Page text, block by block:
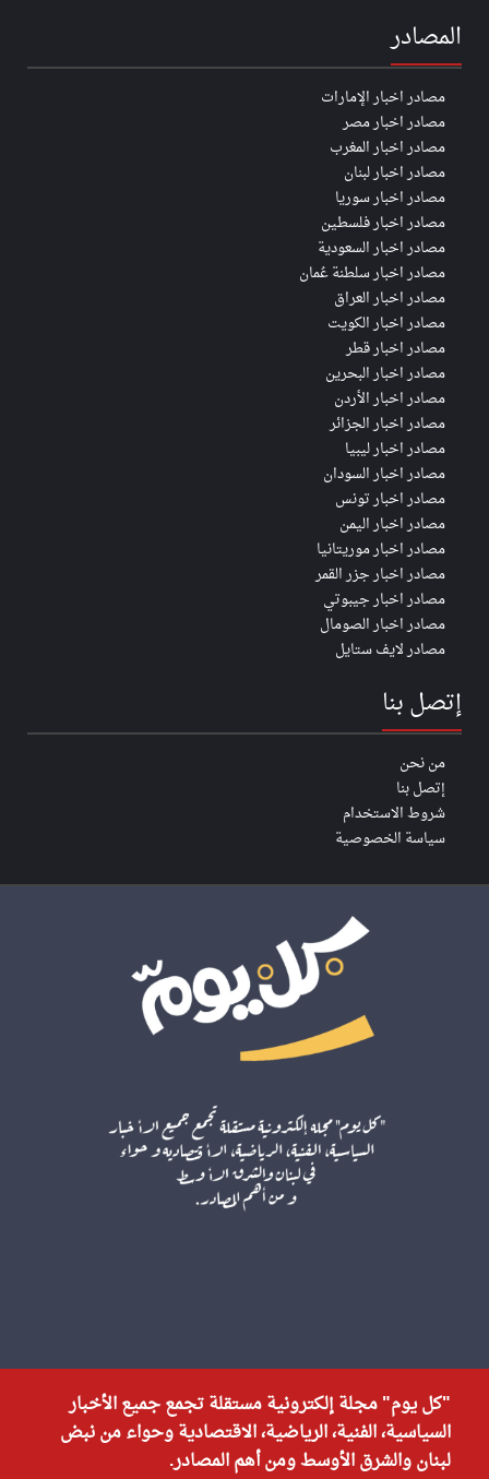
المصادر
مصادر اخبار الإمارات
مصادر اخبار مصر
مصادر اخبار المغرب
مصادر اخبار لبنان
مصادر اخبار سوريا
مصادر اخبار فلسطين
مصادر اخبار السعودية
مصادر اخبار سلطنة عُمان
مصادر اخبار العراق
مصادر اخبار الكويت
مصادر اخبار قطر
مصادر اخبار البحرين
مصادر اخبار الأردن
مصادر اخبار الجزائر
مصادر اخبار ليبيا
مصادر اخبار السودان
مصادر اخبار تونس
مصادر اخبار اليمن
مصادر اخبار موريتانيا
مصادر اخبار جزر القمر
مصادر اخبار جيبوتي
مصادر اخبار الصومال
مصادر لايف ستايل
إتصل بنا
من نحن
إتصل بنا
شروط الاستخدام
سياسة الخصوصية
"كل يوم" مجلة إلكترونية مستقلة تجمع جميع الأخبار
السياسية، الفنية، الرياضية، الاقتصادية وحواء من نبض
لبنان والشرق الأوسط ومن أهم المصادر.